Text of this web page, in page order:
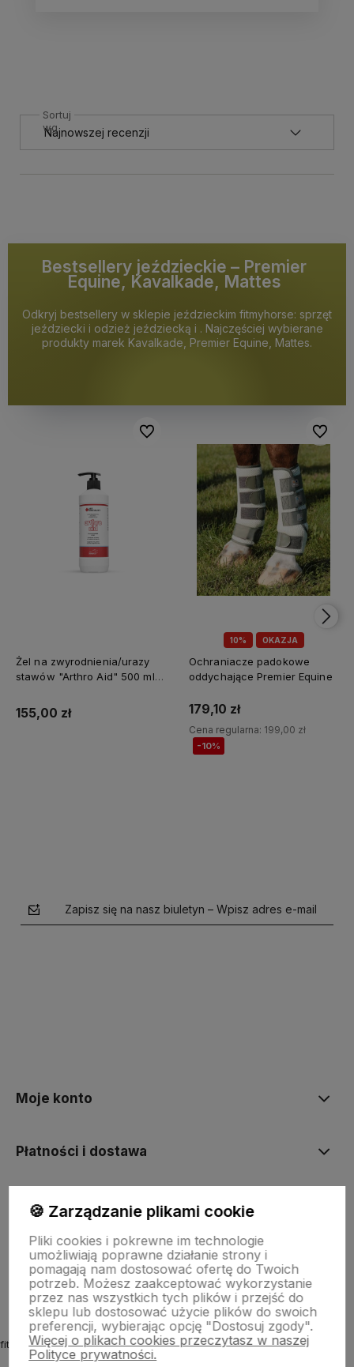
Sortuj
wg
Bestsellery jeździeckie – Premier
Equine, Kavalkade, Mattes
Odkryj bestsellery w sklepie jeździeckim fitmyhorse: sprzęt
jeździecki i odzież jeździecką i . Najczęściej wybierane
produkty marek Kavalkade, Premier Equine, Mattes.
Żel na zwyrodnienia/urazy
stawów "Arthro Aid" 500 ml
155,00 zł
Do ulubionych
10% OKAZJA
Ochraniacze padokowe
oddychające Premier Equine
179,10 zł
Cena regularna: 199,00 zł
-10%
Do
Zapisz się na nasz biuletyn – Wpisz adres e-mail
Moje konto
Płatności i dostawa
Informacje
O nas
fitmyhorse.pl Sklep jeździecki
🍪 Zarządzanie plikami cookie
Pliki cookies i pokrewne im technologie
umożliwiają poprawne działanie strony i
pomagają nam dostosować ofertę do Twoich
potrzeb. Możesz zaakceptować wykorzystanie
przez nas wszystkich tych plików i przejść do
sklepu lub dostosować użycie plików do swoich
preferencji, wybierając opcję "Dostosuj zgody".
Więcej o plikach cookies przeczytasz w naszej
Polityce prywatności.